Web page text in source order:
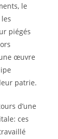
le
piégés
œuvre
patrie.
d’une
ces